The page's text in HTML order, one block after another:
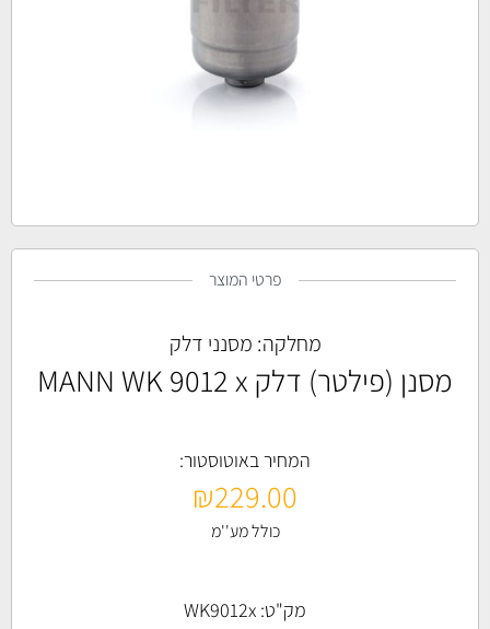
פרטי המוצר
מחלקה: מסנני דלק
מסנן (פילטר) דלק MANN WK 9012 x
המחיר באוטוסטור:
₪229.00
כולל מע''מ
מק"ט: WK9012x